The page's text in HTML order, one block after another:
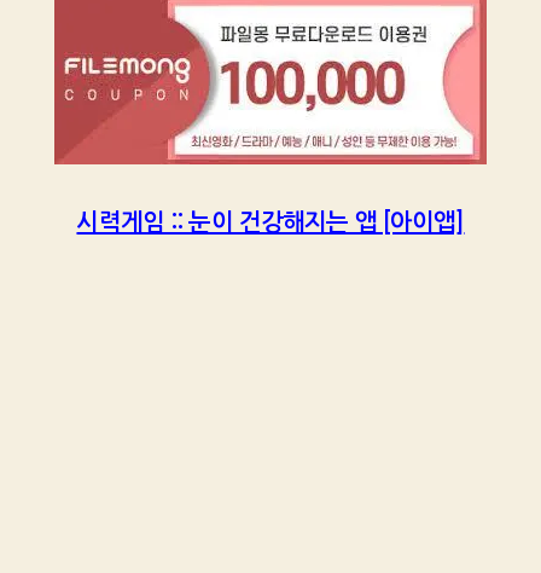
시력게임 :: 눈이 건강해지는 앱 [아이앱]